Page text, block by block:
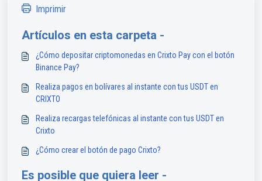
Imprimir
Artículos en esta carpeta -
¿Cómo depositar criptomonedas en Crixto Pay con el botón
Binance Pay?
Realiza pagos en bolívares al instante con tus USDT en
CRIXTO
Realiza recargas telefónicas al instante con tus USDT en
Crixto
¿Cómo crear el botón de pago Crixto?
Es posible que quiera leer -